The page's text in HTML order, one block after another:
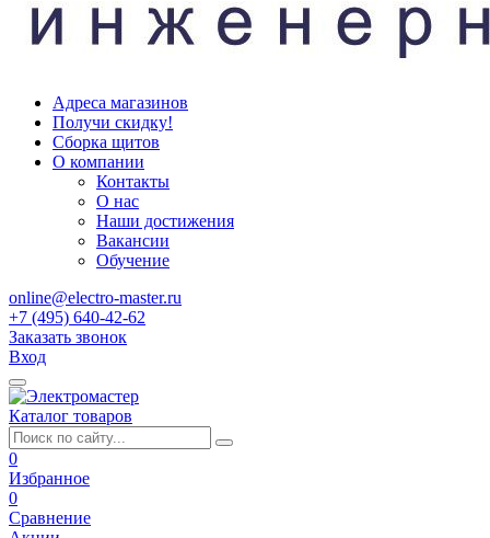
Адреса магазинов
Получи скидку!
Сборка щитов
О компании
Контакты
О нас
Наши достижения
Вакансии
Обучение
online@electro-master.ru
+7 (495) 640-42-62
Заказать звонок
Вход
Каталог товаров
0
Избранное
0
Сравнение